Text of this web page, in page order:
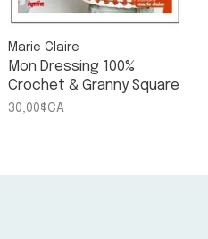
Marie Claire
Mon Dressing 100%
Crochet & Granny Square
30,00$CA